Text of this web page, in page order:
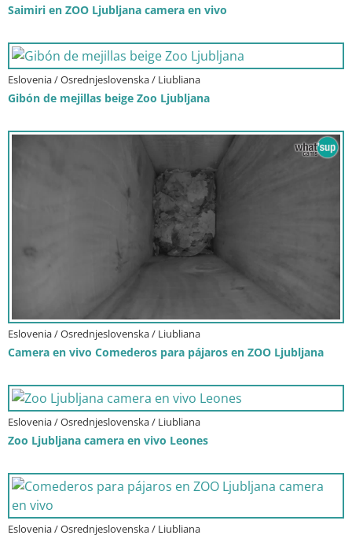
Saimiri en ZOO Ljubljana camera en vivo
Eslovenia / Osrednjeslovenska / Liubliana
Gibón de mejillas beige Zoo Ljubljana
Eslovenia / Osrednjeslovenska / Liubliana
Camera en vivo Comederos para pájaros en ZOO Ljubljana
Eslovenia / Osrednjeslovenska / Liubliana
Zoo Ljubljana camera en vivo Leones
Eslovenia / Osrednjeslovenska / Liubliana